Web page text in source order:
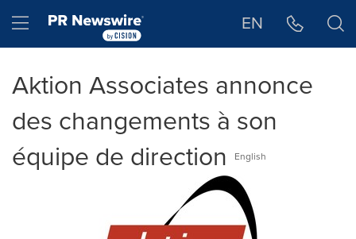
Hamburger menu EN
Aktion Associates annonce
des changements à son
équipe de direction
English